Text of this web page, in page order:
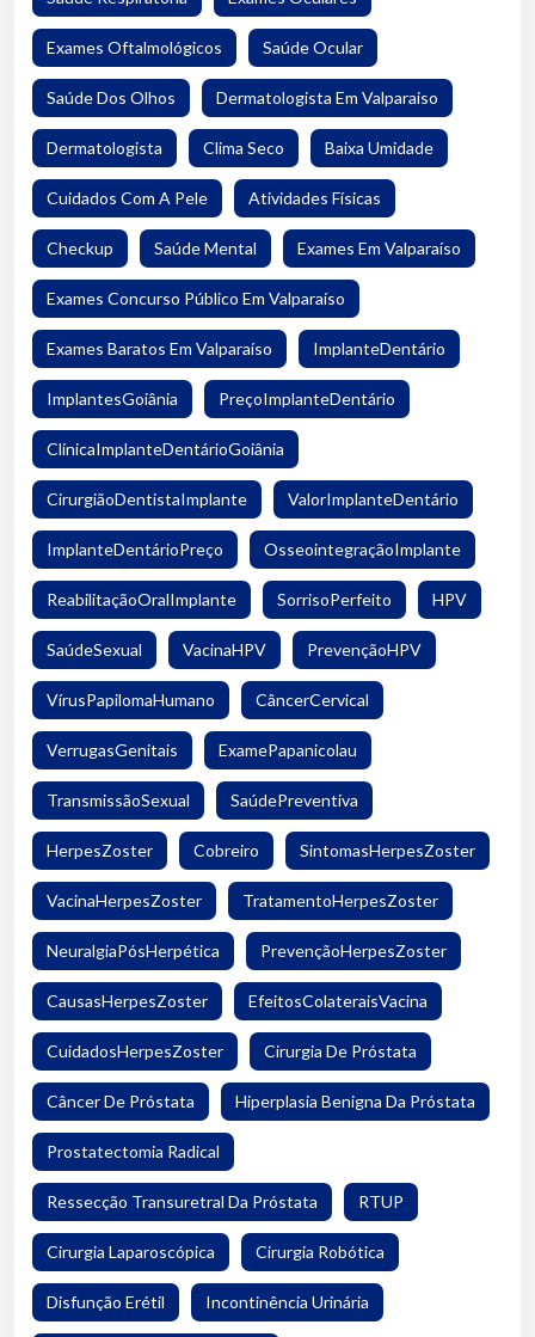
Exames Oftalmológicos Saúde Ocular
Saúde Dos Olhos Dermatologista Em Valparaiso
Dermatologista Clima Seco Baixa Umidade
Cuidados Com A Pele Atividades Físicas
Checkup Saúde Mental Exames Em Valparaíso
Exames Concurso Público Em Valparaíso
Exames Baratos Em Valparaíso ImplanteDentário
ImplantesGoiânia PreçoImplanteDentário
ClínicaImplanteDentárioGoiânia
CirurgiãoDentistaImplante ValorImplanteDentário
ImplanteDentárioPreço OsseointegraçãoImplante
ReabilitaçãoOralImplante SorrisoPerfeito HPV
SaúdeSexual VacinaHPV PrevençãoHPV
VírusPapilomaHumano CâncerCervical
VerrugasGenitais ExamePapanicolau
TransmissãoSexual SaúdePreventiva
HerpesZoster Cobreiro SintomasHerpesZoster
VacinaHerpesZoster TratamentoHerpesZoster
NeuralgiaPósHerpética PrevençãoHerpesZoster
CausasHerpesZoster EfeitosColateraisVacina
CuidadosHerpesZoster Cirurgia De Próstata
Câncer De Próstata Hiperplasia Benigna Da Próstata
Prostatectomia Radical
Ressecção Transuretral Da Próstata RTUP
Cirurgia Laparoscópica Cirurgia Robótica
Disfunção Erétil Incontinência Urinária